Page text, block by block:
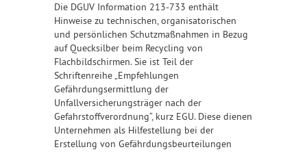
Die DGUV Information 213-733 enthält
Hinweise zu technischen, organisatorischen
und persönlichen Schutzmaßnahmen in Bezug
auf Quecksilber beim Recycling von
Flachbildschirmen. Sie ist Teil der
Schriftenreihe „Empfehlungen
Gefährdungsermittlung der
Unfallversicherungsträger nach der
Gefahrstoffverordnung“, kurz EGU. Diese dienen
Unternehmen als Hilfestellung bei der
Erstellung von Gefährdungsbeurteilungen